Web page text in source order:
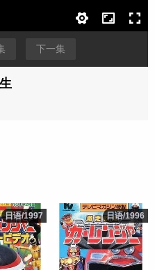
下一集
日语/1997
日语/1997 日语/1996
日语/1996